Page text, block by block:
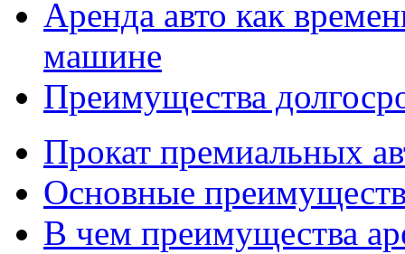
Аренда авто как
машине
Преимущества
Прокат премиальных
Основные
В чем преимущества